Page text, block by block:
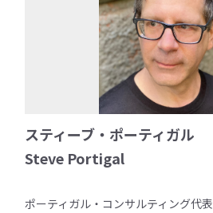
スティーブ・ポーティガル
Steve Portigal
ポーティガル・コンサルティング代表